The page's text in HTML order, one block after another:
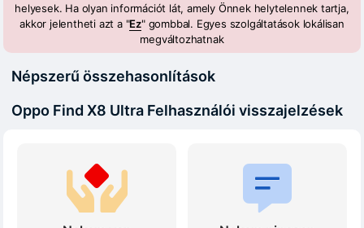
helyesek. Ha olyan információt lát, amely Önnek helytelennek tartja,
akkor jelentheti azt a "Ez" gombbal. Egyes szolgáltatások lokálisan
megváltozhatnak
Népszerű összehasonlítások
Oppo Find X8 Ultra Felhasználói visszajelzések